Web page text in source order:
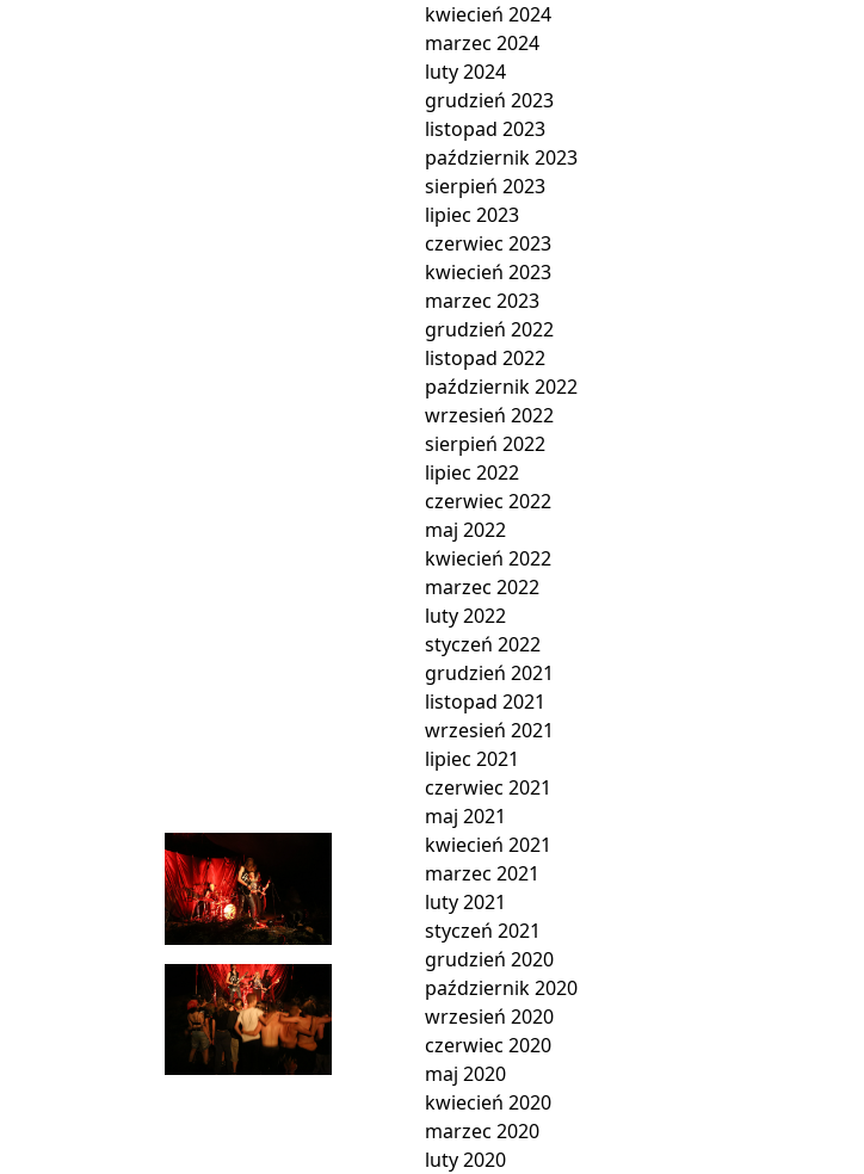
kwiecień 2024
marzec 2024
luty 2024
grudzień 2023
listopad 2023
październik 2023
sierpień 2023
lipiec 2023
czerwiec 2023
kwiecień 2023
marzec 2023
grudzień 2022
listopad 2022
październik 2022
wrzesień 2022
sierpień 2022
lipiec 2022
czerwiec 2022
maj 2022
kwiecień 2022
marzec 2022
luty 2022
styczeń 2022
grudzień 2021
listopad 2021
wrzesień 2021
lipiec 2021
czerwiec 2021
maj 2021
kwiecień 2021
marzec 2021
luty 2021
styczeń 2021
grudzień 2020
październik 2020
wrzesień 2020
czerwiec 2020
maj 2020
kwiecień 2020
marzec 2020
luty 2020